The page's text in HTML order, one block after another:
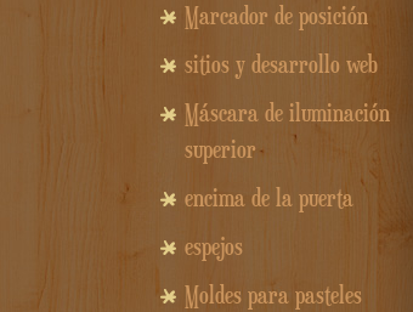
Marcador de posición
sitios y desarrollo web
Máscara de iluminación
superior
encima de la puerta
espejos
Moldes para pasteles